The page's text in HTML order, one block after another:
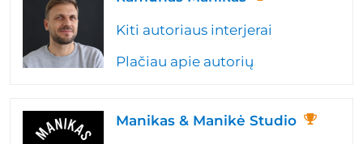
Kiti autoriaus interjerai
Plačiau apie autorių
Manikas & Manikė Studio